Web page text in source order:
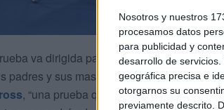
Nosotros y nuestros
procesamos datos
para publicidad y
desarrollo de servicios.
geográfica precisa e
otorgarnos su
previamente descrito.
va dirigida para todos los públicos,
padres y sus mascotas”. Por ahora, son
, “una prueba que gustó mucho en la